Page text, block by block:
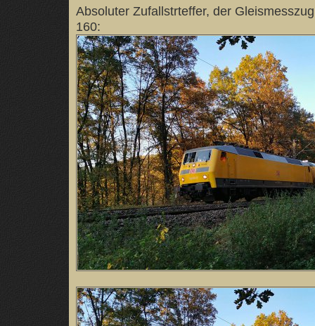
Absoluter Zufallstrteffer, der
160: